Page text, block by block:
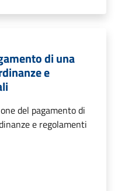
di una
e
del pagamento di
e regolamenti